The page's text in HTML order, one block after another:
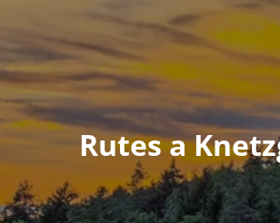
Rutes a